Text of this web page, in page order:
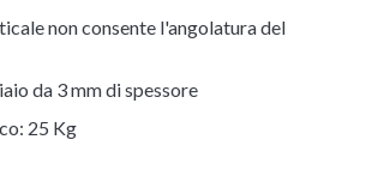
non consente l'angolatura del
da 3 mm di spessore
25 Kg